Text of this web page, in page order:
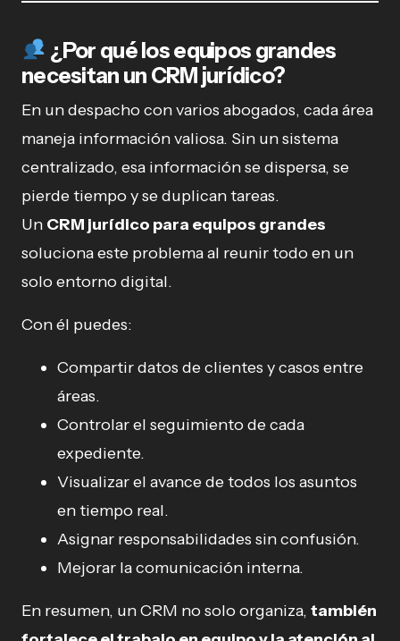
¿Por qué los equipos grandes
necesitan un CRM jurídico?
En un despacho con varios abogados, cada área
maneja información valiosa. Sin un sistema
centralizado, esa información se dispersa, se
pierde tiempo y se duplican tareas.
Un CRM jurídico para equipos grandes
soluciona este problema al reunir todo en un
solo entorno digital.
Con él puedes:
Compartir datos de clientes y casos entre
áreas.
Controlar el seguimiento de cada
expediente.
Visualizar el avance de todos los asuntos
en tiempo real.
Asignar responsabilidades sin confusión.
Mejorar la comunicación interna.
En resumen, un CRM no solo organiza, también